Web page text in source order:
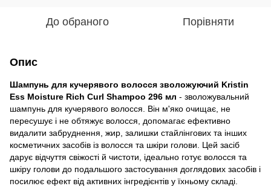
До обраного Порівняти
Опис
Шампунь для кучерявого волосся зволожуючий Kristin
Ess Moisture Rich Curl Shampoo 296 мл - зволожувальний
шампунь для кучерявого волосся. Він м'яко очищає, не
пересушує і не обтяжує волосся, допомагає ефективно
видалити забруднення, жир, залишки стайлінгових та інших
косметичних засобів із волосся та шкіри голови. Цей засіб
дарує відчуття свіжості й чистоти, ідеально готує волосся та
шкіру голови до подальшого застосування доглядових засобів і
посилює ефект від активних інгредієнтів у їхньому складі.